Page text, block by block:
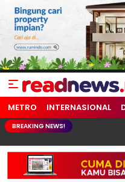
readnews.id
Berita Terkini, Update
METRO INTERNASIONAL
BREAKING NEWS!